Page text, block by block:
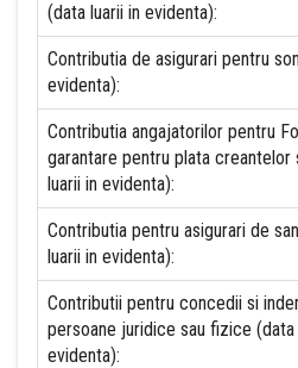
(data luarii in evidenta):
Contributia de asigurari pentru
evidenta):
Contributia angajatorilor pentru
garantare pentru plata creantelor
luarii in evidenta):
Contributia pentru asigurari de
luarii in evidenta):
Contributii pentru concedii si
persoane juridice sau fizice (data
evidenta):